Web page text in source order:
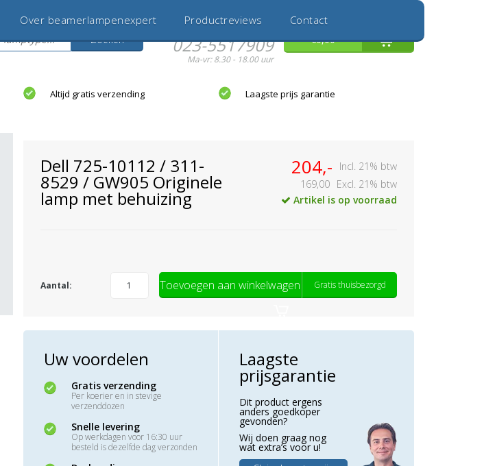
Inloggen
Zoeken
Hulp nodig?
023-5517909
Ma-vr: 8.30 - 18.00 uur
€0,00
Over beamerlampenexpert Productreviews Contact
Altijd gratis verzending Laagste prijs garantie
Dell 725-10112 / 311-
8529 / GW905 Originele
lamp met behuizing
204,-
Incl. 21% btw
169,00 Excl. 21% btw
Artikel is op voorraad
Aantal: Toevoegen aan winkelwagen Gratis thuisbezorgd
Uw voordelen
Gratis verzending
Per koerier en in stevige
verzenddozen
Snelle levering
Op werkdagen voor 16:30 uur
besteld is dezelfde dag verzonden
Laagste
prijsgarantie
Dit product ergens
anders goedkoper
gevonden?
Wij doen graag nog
wat extra’s voor u!